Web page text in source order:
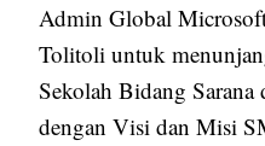
Admin Global
Tolitoli untuk
Sekolah Bidang Sarana
dengan Visi dan Misi